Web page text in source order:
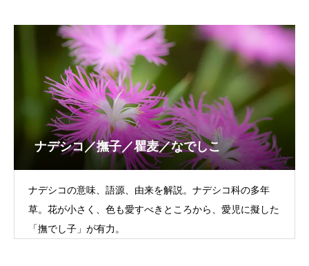
ナデシコ／撫子／瞿麦／なでしこ
ナデシコの意味、語源、由来を解説。ナデシコ科の多年
草。花が小さく、色も愛すべきところから、愛児に擬した
「撫でし子」が有力。